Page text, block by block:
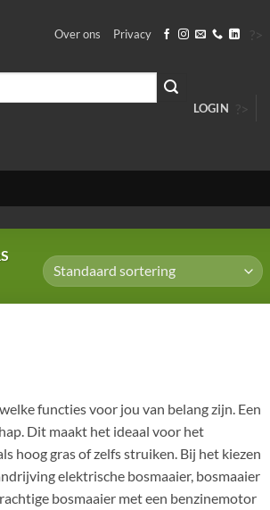
Over ons Privacy
?>
LOGIN ?>
functies voor jou van belang zijn. Een
Dit maakt het ideaal voor het
hoog gras of zelfs struiken. Bij het kiezen
elektrische bosmaaier, bosmaaier
bosmaaier met een benzinemotor